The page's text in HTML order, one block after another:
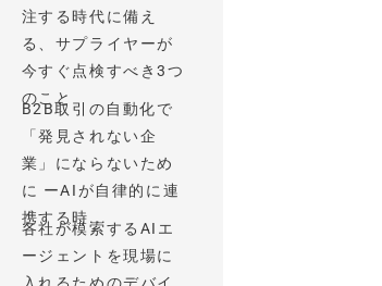
注する時代に備え
る、サプライヤーが
今すぐ点検すべき3つ
のこと
B2B取引の自動化で
「発見されない企
業」にならないため
に ーAIが自律的に連
携する時...
各社が模索するAIエ
ージェントを現場に